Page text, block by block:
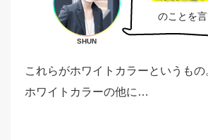
SHUN
のことを
これらがホワイトカラーというもの
ホワイトカラーの他に…